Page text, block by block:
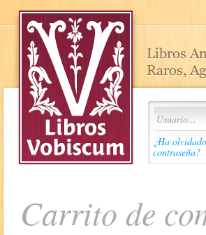
¿Ha
contraseña?
Carrito de